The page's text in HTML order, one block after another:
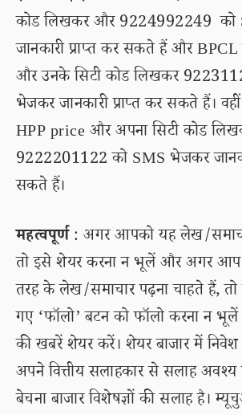
कोड लिखकर और 9224992249
जानकारी प्राप्त कर सकते हैं और BPCL
और उनके सिटी कोड लिखकर
भेजकर जानकारी प्राप्त कर सकते हैं।
HPP price और अपना सिटी कोड
9222201122 को SMS भेजकर
सकते हैं।
महत्वपूर्ण: अगर आपको यह लेख/
तो इसे शेयर करना न भूलें और अगर
तरह के लेख/समाचार पढ़ना चाहते हैं, तो
गए ‘फॉलो’ बटन को फॉलो करना न भूलें
की खबरें शेयर करें। शेयर बाजार में
अपने वित्तीय सलाहकार से सलाह
बेचना बाजार विशेषज्ञों की सलाह है।